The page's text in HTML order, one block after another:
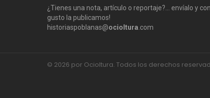
¿Tienes una nota, artículo o reportaje?… envíalo y con
gusto la publicamos!
historiaspoblanas@ocioltura .com
© 2026 por Ocioltura. Todos los derechos